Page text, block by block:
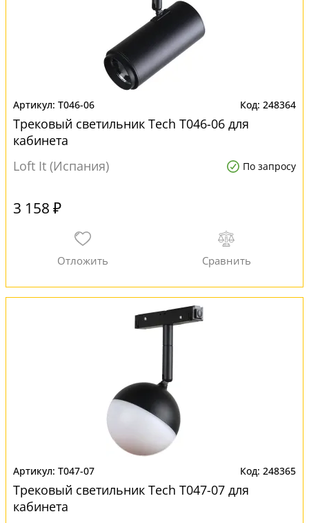
T046-06 248364
Трековый светильник Tech T046-06 для
кабинета
Loft It (Испания)
По запросу
3 158 ₽
T047-07 248365
Трековый светильник Tech T047-07 для
кабинета